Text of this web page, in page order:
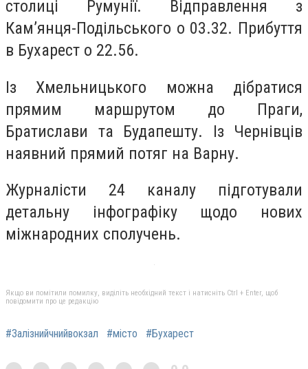
столиці Румунії. Відправлення з
Кам’янця-Подільського о 03.32. Прибуття
в Бухарест о 22.56.
Із Хмельницького можна дібратися
прямим маршрутом до Праги,
Братислави та Будапешту. Із Чернівців
наявний прямий потяг на Варну.
Журналісти 24 каналу підготували
детальну інфографіку щодо нових
міжнародних сполучень.
Якщо ви помітили помилку, виділіть необхідний текст і натисніть Ctrl + Enter, щоб
повідомити про це редакцію
#Залізнийчнийвокзал #місто #Бухарест